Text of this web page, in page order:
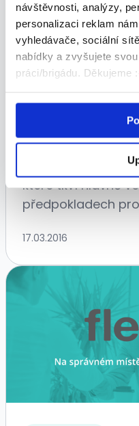
návštěvnosti, analýzy,
personalizaci reklam
vyhledávače, sociální
nabídky a zvyšujete
práci/brigádu. Děkujeme
Do zahraničí
Jak se stát
Stát se letuškou je
od útlého dětství.
které tkví hlavně
předpokladech
17.03.2016